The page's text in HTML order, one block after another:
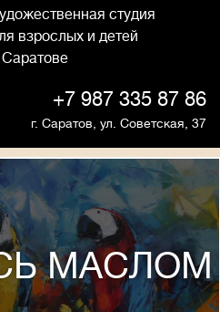
студия
взрослых и детей
Саратове
+7 987 335 87 86
г. Саратов, ул. Советская, 37
МАСЛОМ